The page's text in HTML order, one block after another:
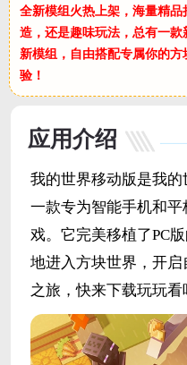
全新模组火热上架，海量精
造，还是趣味玩法，总有一
新模组，自由搭配专属你的
验！
应用介绍
我的世界移动版是我
一款专为智能手机和
戏。它完美移植了PC
地进入方块世界，开
之旅，快来下载玩玩看